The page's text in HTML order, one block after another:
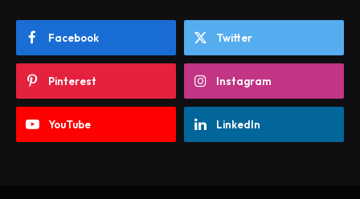
Facebook Twitter
Pinterest Instagram
YouTube LinkedIn